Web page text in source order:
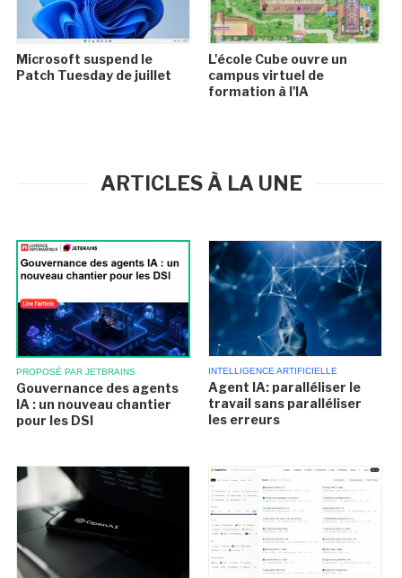
Microsoft suspend le
Patch Tuesday de juillet
L'école Cube ouvre un
campus virtuel de
formation à l'IA
ARTICLES À LA UNE
PROPOSÉ PAR JETBRAINS
Gouvernance des agents
IA : un nouveau chantier
pour les DSI
INTELLIGENCE ARTIFICIELLE
Agent IA: paralléliser le
travail sans paralléliser
les erreurs